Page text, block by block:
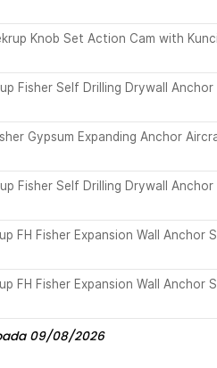
Knob Set Action Cam with
Fisher Self Drilling Drywall
Gypsum Expanding Anchor
Fisher Self Drilling Drywall
FH Fisher Expansion Wall Anchor
FH Fisher Expansion Wall Anchor
09/08/2026